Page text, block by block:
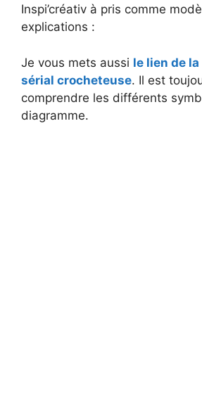
d
e
o
Inspi’créativ à pris comme
explications :
Je vous mets aussi le lien de
sérial crocheteuse. Il est
comprendre les différents
diagramme.